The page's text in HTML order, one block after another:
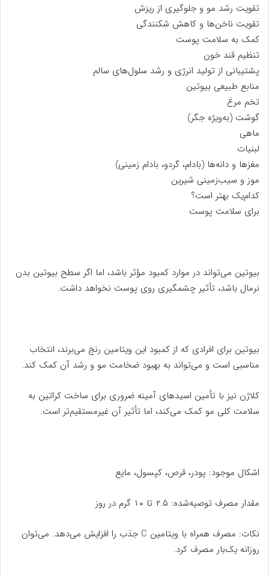
تقویت رشد مو و جلوگیری از ریزش
تقویت ناخن‌ها و کاهش شکنندگی
کمک به سلامت پوست
تنظیم قند خون
پشتیبانی از تولید انرژی و رشد سلول‌های سالم
منابع طبیعی بیوتین
تخم مرغ
گوشت (به‌ویژه جگر)
ماهی
لبنیات
مغزها و دانه‌ها (بادام، گردو، بادام زمینی)
موز و سیب‌زمینی شیرین
کدام‌یک بهتر است؟
برای سلامت پوست
بیوتین می‌تواند در موارد کمبود مؤثر باشد، اما اگر سطح بیوتین بدن
نرمال باشد، تأثیر چشمگیری روی پوست نخواهد داشت.
بیوتین برای افرادی که از کمبود این ویتامین رنج می‌برند، انتخاب
مناسبی است و می‌تواند به بهبود ضخامت مو و رشد آن کمک کند.
کلاژن نیز با تأمین اسیدهای آمینه ضروری برای ساخت کراتین به
سلامت کلی مو کمک می‌کند، اما تأثیر آن غیرمستقیم‌تر است.
اشکال موجود: پودر، قرص، کپسول، مایع
مقدار مصرف توصیه‌شده: ۲.۵ تا ۱۰ گرم در روز
نکات: مصرف همراه با ویتامین C جذب را افزایش می‌دهد. می‌توان
روزانه یک‌بار مصرف کرد.